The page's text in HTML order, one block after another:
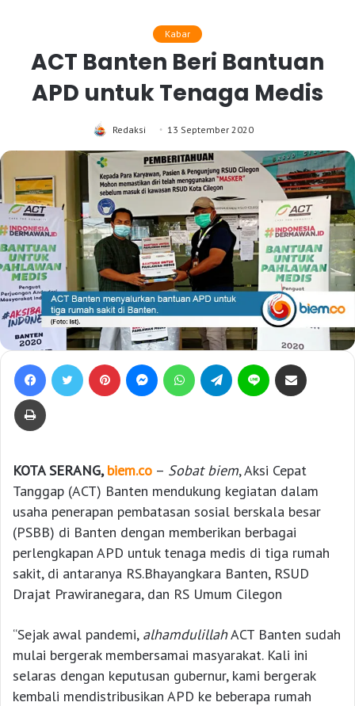
Kabar
ACT Banten Beri Bantuan
APD untuk Tenaga Medis
Redaksi 13 September 2020
KOTA SERANG, biem.co – Sobat biem, Aksi Cepat
Tanggap (ACT) Banten mendukung kegiatan dalam
usaha penerapan pembatasan sosial berskala besar
(PSBB) di Banten dengan memberikan berbagai
perlengkapan APD untuk tenaga medis di tiga rumah
sakit, di antaranya RS.Bhayangkara Banten, RSUD
Drajat Prawiranegara, dan RS Umum Cilegon
“Sejak awal pandemi, alhamdulillahACT Banten sudah
mulai bergerak membersamai masyarakat. Kali ini
selaras dengan keputusan gubernur, kami bergerak
kembali mendistribusikan APD ke beberapa rumah